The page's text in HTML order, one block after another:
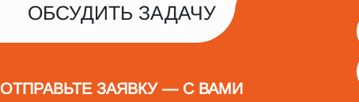
ОБСУДИТЬ ЗАДАЧУ
ОТПРАВЬТЕ ЗАЯВКУ — С ВАМИ